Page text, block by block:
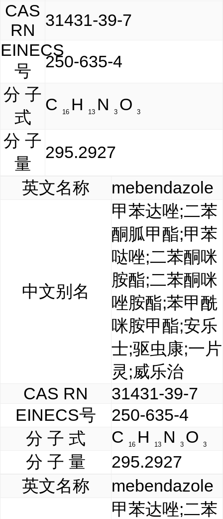
CAS
RN
31431-39-7
EINECS
号
250-635-4
分 子
式
C 16 H 13 N 3 O 3
分 子
量
295.2927
英文名称
mebendazole
中文别名
甲苯达唑;二苯
酮胍甲酯;甲苯
哒唑;二苯酮咪
胺酯;二苯酮咪
唑胺酯;苯甲酰
咪胺甲酯;安乐
士;驱虫康;一片
灵;威乐治
CAS RN
31431-39-7
EINECS号
250-635-4
分 子 式
C 16 H 13 N 3 O 3
分 子 量
295.2927
英文名称
mebendazole
甲苯达唑;二苯